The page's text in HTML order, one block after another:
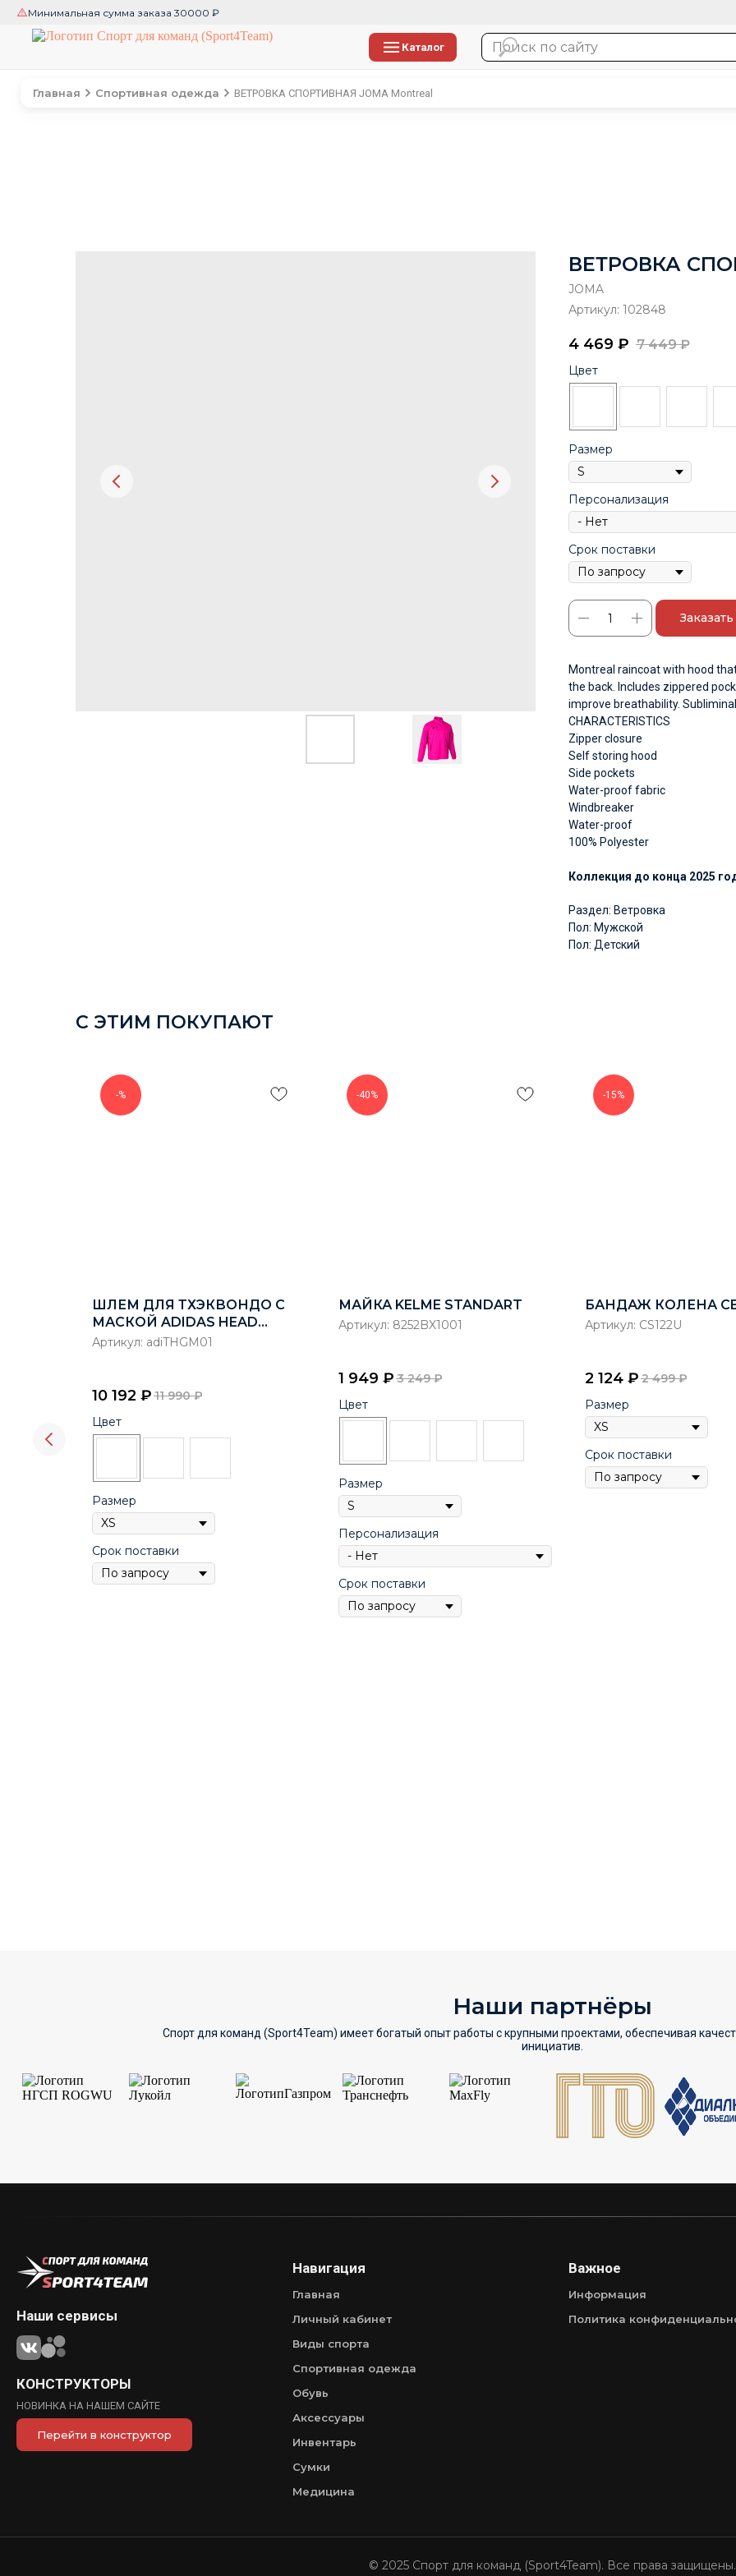
Минимальная сумма заказа 30000 ₽
Каталог
Главная Спортивная одежда ВЕТРОВКА СПОРТИВНАЯ JOMA Montreal
ВЕТРОВКА
JOMA
Артикул: 102848
4 469 ₽ 7 449 ₽
Цвет
Размер
Персонализация
Срок поставки
Заказать
Montreal raincoat with hood
the back. Includes zippered
improve breathability.
CHARACTERISTICS
Zipper closure
Self storing hood
Side pockets
Water-proof fabric
Windbreaker
Water-proof
100% Polyester
Коллекция до конца 2025
Раздел: Ветровка
Пол: Мужской
Пол: Детский
С ЭТИМ ПОКУПАЮТ
-%
ШЛЕМ ДЛЯ ТХЭКВОНДО С
МАСКОЙ ADIDAS HEAD
GUARD FACE MASK WT
Артикул: adiTHGM01
10 192 ₽ 11 990 ₽
Цвет
Размер
Срок поставки
-40%
МАЙКА KELME STANDART
Артикул: 8252BX1001
1 949 ₽ 3 249 ₽
Цвет
Размер
Персонализация
Срок поставки
-15%
БАНДАЖ КОЛЕНА
Артикул: CS122U
2 124 ₽ 2 499 ₽
Размер
Срок поставки
Наши партнёры
Спорт для команд (Sport4Team) имеет богатый опыт работы с крупными проектами, обеспечивая
инициатив.
Наши сервисы
КОНСТРУКТОРЫ
НОВИНКА НА НАШЕМ САЙТЕ
Перейти в конструктор
Навигация
Главная
Личный кабинет
Виды спорта
Спортивная одежда
Обувь
Аксессуары
Инвентарь
Сумки
Медицина
Важное
Информация
Политика
© 2025 Спорт для команд (Sport4Team). Все права защищены.